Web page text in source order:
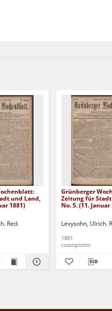
und Land,
1881)
Red.
Grünberger
Zeitung für
No. 5. (11. Januar
Levysohn, Ulrich.
1881
czasopismo